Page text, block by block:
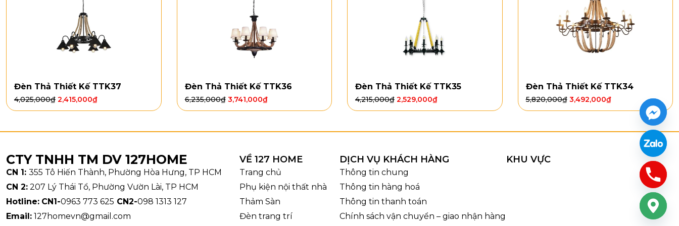
Kích thước Đèn Thả Thiết Kế TTK205
Đèn Thả Thiết Kế TTK37
4,025,000₫ 2,415,000₫
Đèn Thả Thiết Kế TTK36
6,235,000₫ 3,741,000₫
Đèn Thả Thiết Kế TTK35
4,215,000₫ 2,529,000₫
Đèn Thả Thiết Kế TTK34
5,820,000₫ 3,492,000₫
CTY TNHH TM DV 127HOME
CN 1: 355 Tô Hiến Thành, Phường Hòa Hưng, TP HCM
CN 2: 207 Lý Thái Tổ, Phường Vườn Lài, TP HCM
Hotline: CN1-0963 773 625 CN2-098 1313 127
Email: 127homevn@gmail.com
VỀ 127 HOME
Trang chủ
Phụ kiện nội thất nhà
Thảm Sàn
Đèn trang trí
DỊCH VỤ KHÁCH HÀNG
Thông tin chung
Thông tin hàng hoá
Thông tin thanh toán
Chính sách vận chuyển – giao nhận hàng
KHU VỰC